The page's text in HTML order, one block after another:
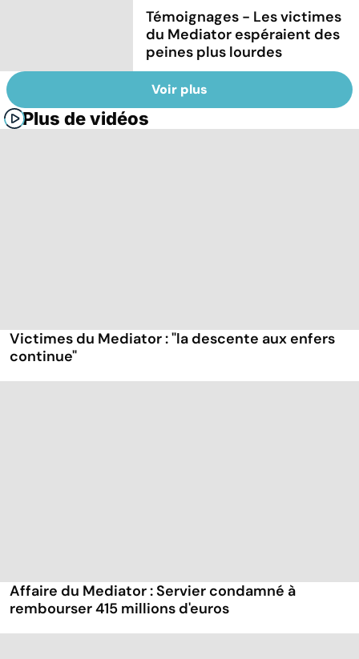
Témoignages - Les victimes
du Mediator espéraient des
peines plus lourdes
Voir plus
Plus de vidéos
Victimes du Mediator : "la descente aux enfers
continue"
Affaire du Mediator : Servier condamné à
rembourser 415 millions d'euros